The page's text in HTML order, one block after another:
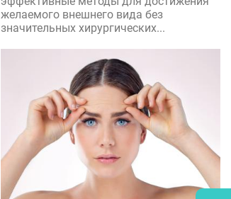
желаемого внешнего вида без
значительных хирургических...